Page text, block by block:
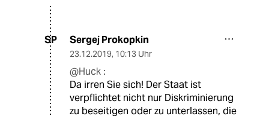
SP Sergej Prokopkin
23.12.2019, 10:13 Uhr
@Huck :
Da irren Sie sich! Der Staat ist
verpflichtet nicht nur Diskriminierung
zu beseitigen oder zu unterlassen, die